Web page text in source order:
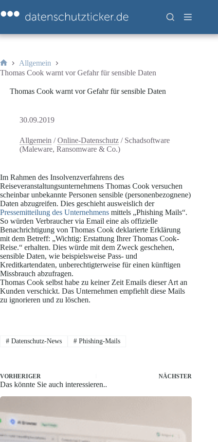
Inhalt
springen
Start
Allgemein
Thomas Cook warnt vor Gefahr für sensible Daten
Thomas Cook warnt vor Gefahr für sensible Daten
30.09.2019
Allgemein /Online-Datenschutz / Schadsoftware
(Maleware, Ransomware & Co.)
Im Rahmen des Insolvenzverfahrens des
Reiseveranstaltungsunternehmens Thomas Cook versuchen
scheinbar unbekannte Personen sensible (personenbezognene)
Daten abzugreifen. Dies geschieht ausweislich der
Pressemitteilung des Unternehmens mittels „Phishing Mails“.
So würden Verbraucher via Email eine als offizielle
Benachrichtigung von Thomas Cook deklarierte Erklärung
mit dem Betreff: „Wichtig: Erstattung Ihrer Thomas Cook-
Reise.“ erhalten. Dies würde mit dem Zweck geschehen,
sensible Daten, wie beispielsweise Pass- und
Kreditkartendaten, unberechtigterweise für einen künftigen
Missbrauch abzufragen.
Thomas Cook selbst habe zu keiner Zeit Emails dieser Art an
Kunden verschickt. Das Unternehmen empfiehlt diese Mails
zu ignorieren und zu löschen.
#Datenschutz-News #Phishing-Mails
VORHERIGER NÄCHSTER
Das könnte Sie auch interessieren..